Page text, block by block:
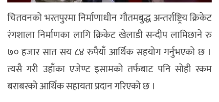
चितवनको भरतपुरमा निर्माणाधीन गौतमबुद्ध अन्तर्राष्ट्रिय क्रिकेट
रंगशाला निर्माणका लागि क्रिकेट खेलाडी सन्दीप लामिछाने रु
७० हजार सात सय ८४ रुपैयाँ आर्थिक सहयोग गर्नुभएको छ ।
त्यसै गरी उहाँका एजेण्ट इसामको तर्फबाट पनि सोही रकम
बराबरको आर्थिक सहायता प्रदान गरिएको छ ।